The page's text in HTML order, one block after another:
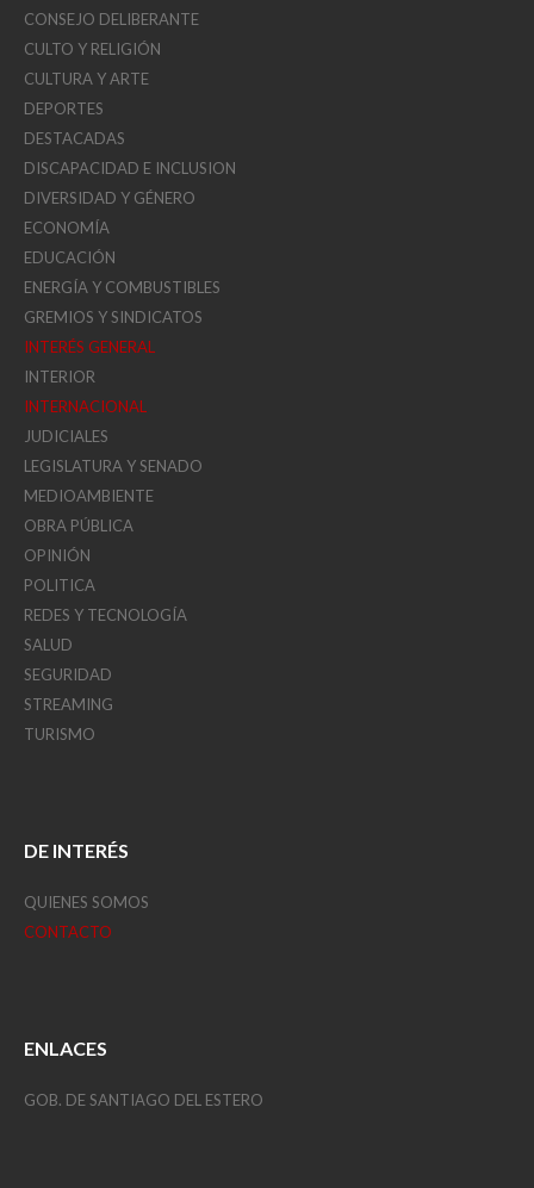
CONSEJO DELIBERANTE
CULTO Y RELIGIÓN
CULTURA Y ARTE
DEPORTES
DESTACADAS
DISCAPACIDAD E INCLUSION
DIVERSIDAD Y GÉNERO
ECONOMÍA
EDUCACIÓN
ENERGÍA Y COMBUSTIBLES
GREMIOS Y SINDICATOS
INTERÉS GENERAL
INTERIOR
INTERNACIONAL
JUDICIALES
LEGISLATURA Y SENADO
MEDIOAMBIENTE
OBRA PÚBLICA
OPINIÓN
POLITICA
REDES Y TECNOLOGÍA
SALUD
SEGURIDAD
STREAMING
TURISMO
DE INTERÉS
QUIENES SOMOS
CONTACTO
ENLACES
GOB. DE SANTIAGO DEL ESTERO